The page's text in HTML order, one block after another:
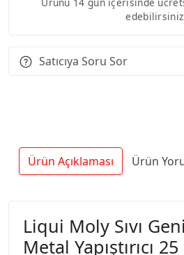
Satıcıya Soru Sor
Ürün Açıklaması Ürün
Liqui Moly Sıvı
Metal Yapıştırıcı